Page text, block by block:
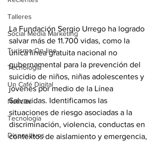
Talleres
Social Media Marketing
Turismo On line
Tecnología
Un Café Digital
Noticias
Tecnología
Dispositivos
La Fundación Sergio Urrego ha logrado
salvar más de 11.700 vidas, como la
única línea gratuita nacional no
gubernamental para la prevención del
suicidio de niños, niñas adolescentes y
jóvenes por medio de la Línea
Salvavidas. Identificamos las
situaciones de riesgo asociadas a la
discriminación, violencia, conductas en
contextos de aislamiento y emergencia,